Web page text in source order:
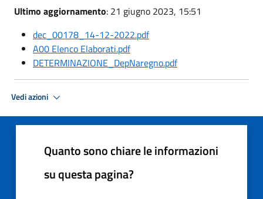
Ultimo aggiornamento: 21 giugno 2023, 15:51
dec_00178_14-12-2022.pdf
A00 Elenco Elaborati.pdf
DETERMINAZIONE_DepNaregno.pdf
Vedi azioni
Quanto sono chiare le informazioni
su questa pagina?